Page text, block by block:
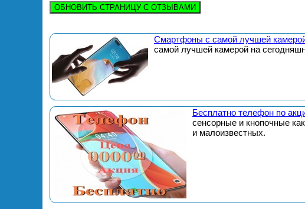
ОБНОВИТЬ СТРАНИЦУ С ОТЗЫВАМИ
Смартфоны с самой лучшей
самой лучшей камерой на
Бесплатно телефон по
сенсорные и кнопочные
и малоизвестных.